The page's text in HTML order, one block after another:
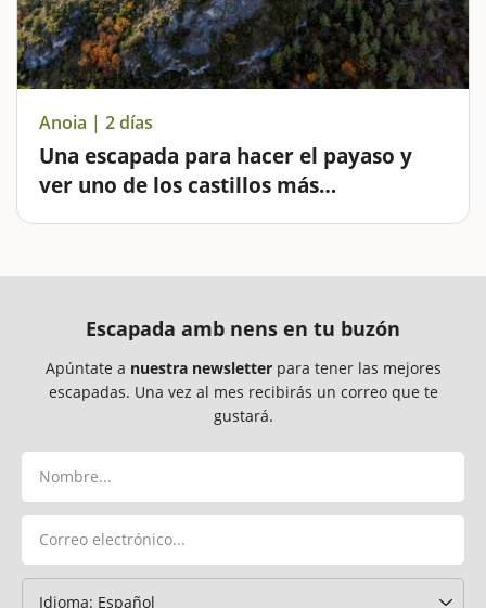
Anoia | 2 días
Una escapada para hacer el payaso y
ver uno de los castillos más
La comarca de Anoia nos ofrece muchas posibilidades
visitando el Castillo de la Pobla…
Escapada amb nens en tu buzón
Apúntate a nuestra newsletterpara tener las mejores
escapadas. Una vez al mes recibirás un correo que te
gustará.